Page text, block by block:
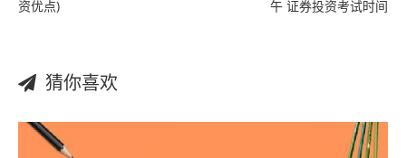
资优点) 午 证券投资考试时间
猜你喜欢